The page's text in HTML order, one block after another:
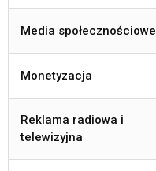
Media społecznościowe
Monetyzacja
Reklama radiowa i
telewizyjna